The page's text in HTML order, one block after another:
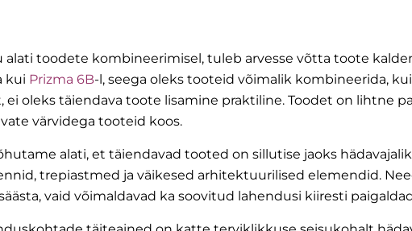
alati toodete kombineerimisel, tuleb arvesse võtta toote
kui Prizma 6B-l, seega oleks tooteid võimalik kombineerida,
ei oleks täiendava toote lisamine praktiline. Toodet on lihtne
värvidega tooteid koos.
alati, et täiendavad tooted on sillutise jaoks
trepiastmed ja väikesed arhitektuurilised elemendid.
vaid võimaldavad ka soovitud lahendusi kiiresti